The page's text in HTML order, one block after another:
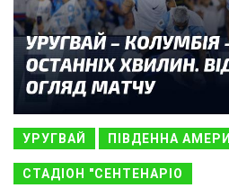
УРУГВАЙ ПІВДЕННА
СТАДІОН "СЕНТЕНАРІО